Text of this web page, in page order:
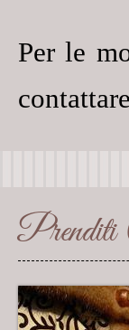
Per le
Prenditi